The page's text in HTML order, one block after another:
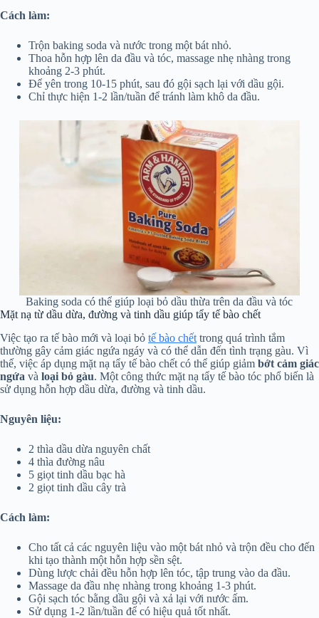
Cách làm:
Trộn baking soda và nước trong một bát nhỏ.
Thoa hỗn hợp lên da đầu và tóc, massage nhẹ nhàng trong
khoảng 2-3 phút.
Để yên trong 10-15 phút, sau đó gội sạch lại với dầu gội.
Chỉ thực hiện 1-2 lần/tuần để tránh làm khô da đầu.
Baking soda có thể giúp loại bỏ dầu thừa trên da đầu và tóc
Mặt nạ từ dầu dừa, đường và tinh dầu giúp tẩy tế bào chết
Việc tạo ra tế bào mới và loại bỏ tế bào chết trong quá trình tắm
thường gây cảm giác ngứa ngáy và có thể dẫn đến tình trạng gàu. Vì
thế, việc áp dụng mặt nạ tẩy tế bào chết có thể giúp giảm bớt cảm giác
ngứa và loại bỏ gàu. Một công thức mặt nạ tẩy tế bào tóc phổ biến là
sử dụng hỗn hợp dầu dừa, đường và tinh dầu.
Nguyên liệu:
2 thìa dầu dừa nguyên chất
4 thìa đường nâu
5 giọt tinh dầu bạc hà
2 giọt tinh dầu cây trà
Cách làm:
Cho tất cả các nguyên liệu vào một bát nhỏ và trộn đều cho đến
khi tạo thành một hỗn hợp sền sệt.
Dùng lược chải đều hỗn hợp lên tóc, tập trung vào da đầu.
Massage da đầu nhẹ nhàng trong khoảng 1-3 phút.
Gội sạch tóc bằng dầu gội và xả lại với nước ấm.
Sử dụng 1-2 lần/tuần để có hiệu quả tốt nhất.